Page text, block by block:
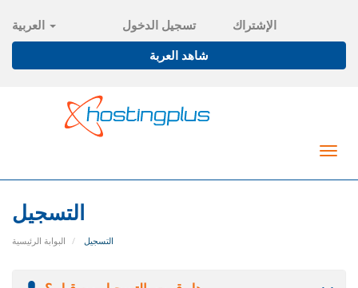
تسجيل الدخول
الإشتراك
شاهد العربة
التسجيل
البوابة الرئيسية التسجيل